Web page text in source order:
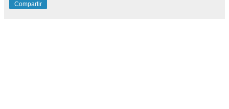
Compartir